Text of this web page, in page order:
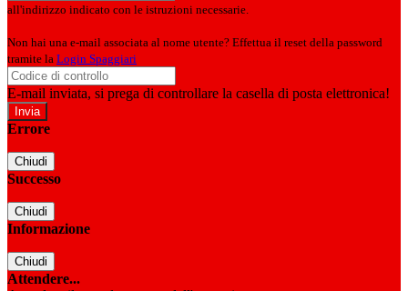
all'indirizzo indicato con le istruzioni necessarie.
Non hai una e-mail associata al nome utente? Effettua il reset della password
tramite la Login Spaggiari
E-mail inviata, si prega di controllare la casella di posta elettronica!
Errore
Chiudi
Successo
Chiudi
Informazione
Chiudi
Attendere...